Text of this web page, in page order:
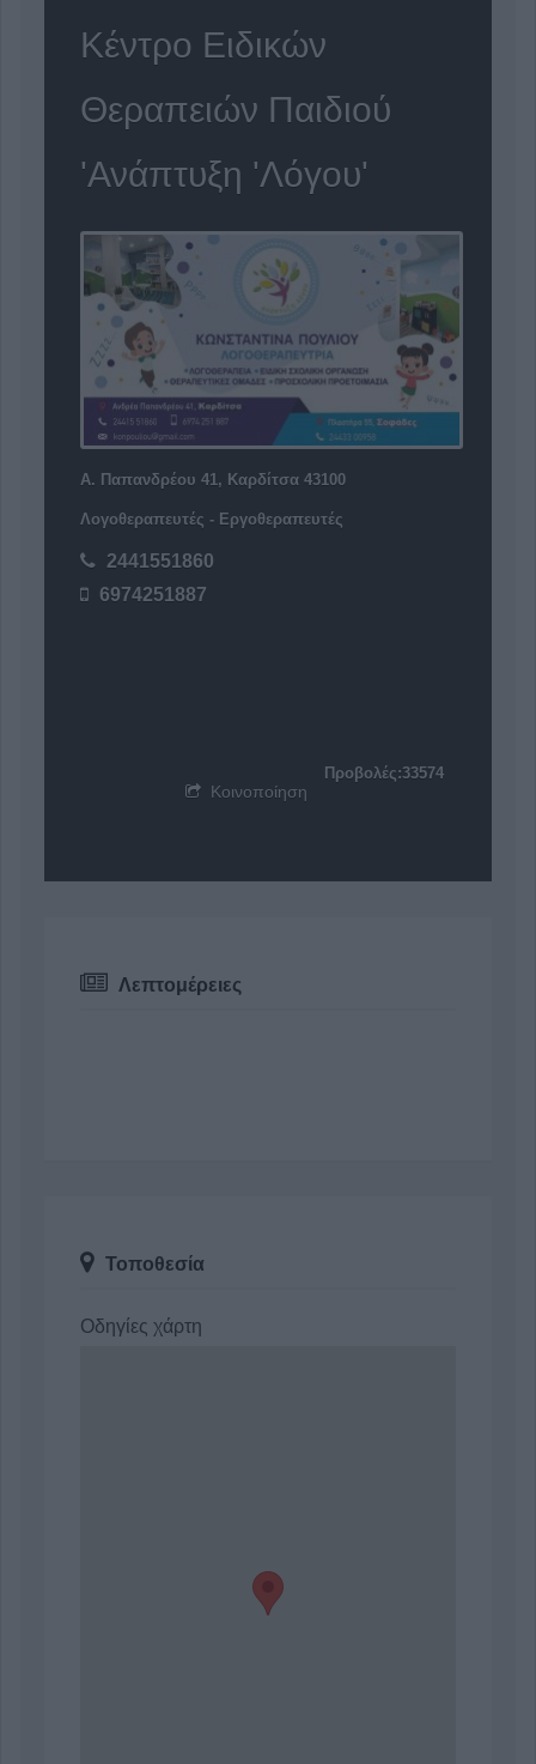
Κέντρο Ειδικών
Θεραπειών Παιδιού
'Ανάπτυξη 'Λόγου'
Α. Παπανδρέου 41, Καρδίτσα 43100
Λογοθεραπευτές - Εργοθεραπευτές
2441551860
6974251887
Προβολές:33574
Κοινοποίηση
Λεπτομέρειες
Τοποθεσία
Οδηγίες χάρτη